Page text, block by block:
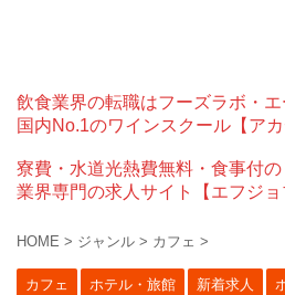
飲食業界の転職はフーズラボ・エ
国内No.1のワインスクール【ア
寮費・水道光熱費無料・食事付の
業界専門の求人サイト【エフジョ
HOME > ジャンル > カフェ >
カフェ ホテル・旅館 新着求人